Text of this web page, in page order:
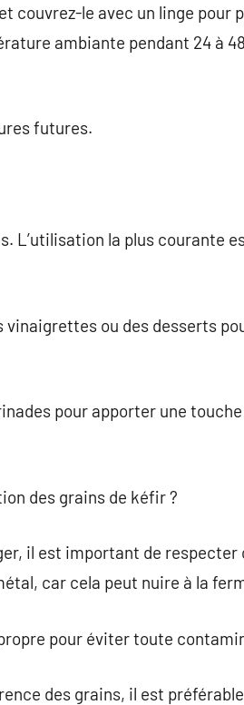
couvrez-le avec un linge pour
ambiante pendant 24 à
futures.
L’utilisation la plus courante
ou des desserts
pour apporter une
des grains de kéfir ?
il est important de
car cela peut nuire à la
pour éviter toute
des grains, il est